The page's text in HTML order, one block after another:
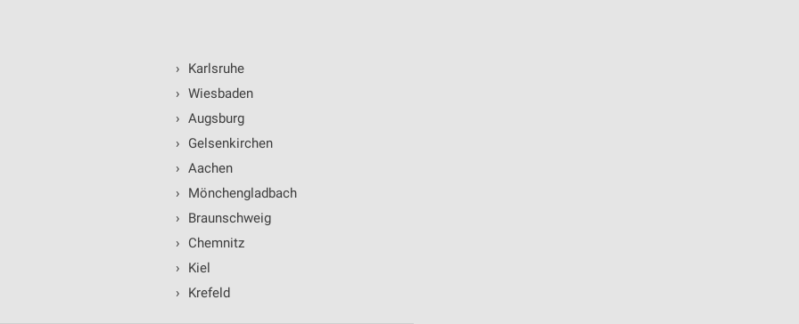
›
Karlsruhe
› Wiesbaden
› Augsburg
›
Gelsenkirchen
› Aachen
›
Mönchengladbach
›
Braunschweig
›
Chemnitz
›
Kiel
›
Krefeld